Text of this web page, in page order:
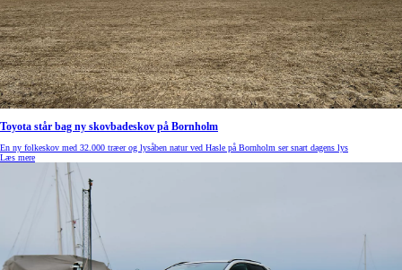
Toyota står bag ny skovbadeskov på Bornholm
En ny folkeskov med 32.000 træer og lysåben natur ved Hasle på Bornholm ser snart dagens lys
Læs mere